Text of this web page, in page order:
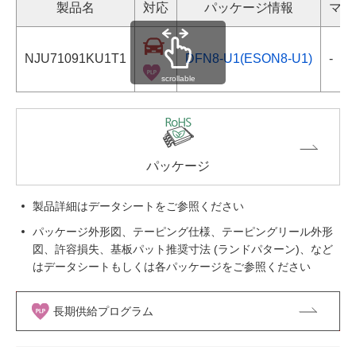
製品名 対応 パッケージ情報 マ
NJU71091KU1T1 DFN8-U1(ESON8-U1) -
scrollable
パッケージ
製品詳細はデータシートをご参照ください
パッケージ外形図、テーピング仕様、テーピングリール外形
図、許容損失、基板パット推奨寸法 (ランドパターン)、など
はデータシートもしくは各パッケージをご参照ください
長期供給プログラム